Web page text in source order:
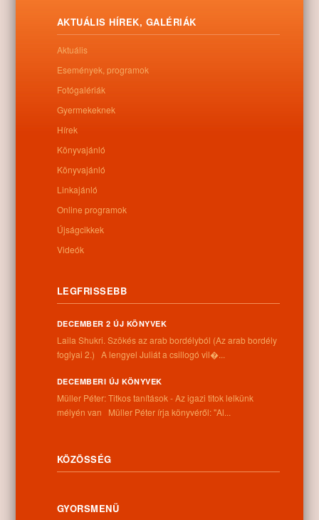
legalább két százaléka külterületeken él.
Letöltés
0
Kapcsolódó anyagok
Információk
4262 Nyíracsád, Kassai u. 4.
Telefon:
Hétfő: 9:00-12:00 13:00-16:30
Kedd: 9:00-12:00 13:00-16:30
Péntek: 9:00-12:00 13:00-16:30
AKTUÁLIS HÍREK, GALÉRIÁK
Aktuális
Események, programok
Fotógalériák
Gyermekeknek
Hírek
Könyvajánló
Könyvajánló
Linkajánló
Online programok
Újságcikkek
Videók
LEGFRISSEBB
DECEMBER 2 ÚJ KÖNYVEK
Laila Shukri. Szökés ​az arab bordélyból (Az arab bordély
foglyai 2.) A lengyel Juliát a csillogó vil�...
DECEMBERI ÚJ KÖNYVEK
Müller Péter: Titkos tanítások - Az igazi titok lelkünk
mélyén van Müller Péter írja könyvéről: "Al...
KÖZÖSSÉG
GYORSMENÜ